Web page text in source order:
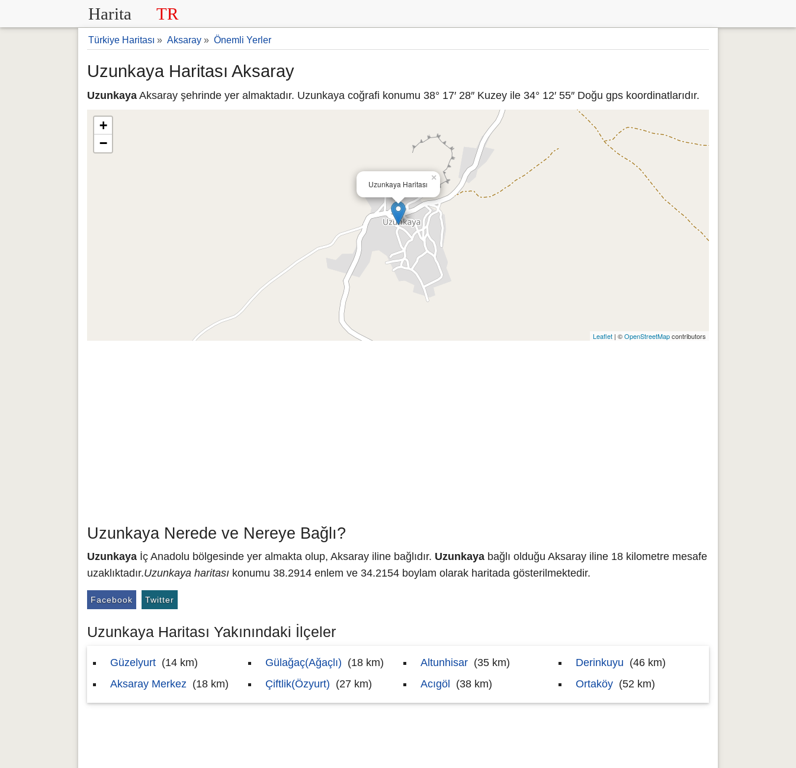
Harita TR
Türkiye Haritası » Aksaray » Önemli Yerler
Uzunkaya Haritası Aksaray
Uzunkaya Aksaray şehrinde yer almaktadır. Uzunkaya coğrafi konumu 38° 17′ 28″ Kuzey ile 34° 12′ 55″ Doğu gps koordinatlarıdır.
Uzunkaya Haritası
×
+
−
Leaflet | ©OpenStreetMapcontributors
Uzunkaya Nerede ve Nereye Bağlı?
Uzunkaya İç Anadolu bölgesinde yer almakta olup, Aksaray iline bağlıdır. Uzunkaya bağlı olduğu Aksaray iline 18 kilometre mesafe
uzaklıktadır.Uzunkaya haritası konumu 38.2914 enlem ve 34.2154 boylam olarak haritada gösterilmektedir.
Facebook Twitter
Uzunkaya Haritası Yakınındaki İlçeler
Güzelyurt (14 km)
Aksaray Merkez (18 km)
Gülağaç(Ağaçlı) (18 km)
Çiftlik(Özyurt) (27 km)
Altunhisar (35 km)
Acıgöl
(38 km)
Derinkuyu (46 km)
Ortaköy (52 km)